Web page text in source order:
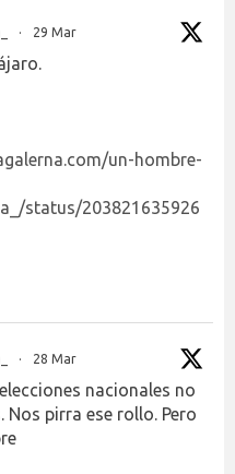
· 29 Mar
un-hombre-
status/203821635926
· 28 Mar
nacionales no
Nos pirra ese rollo. Pero